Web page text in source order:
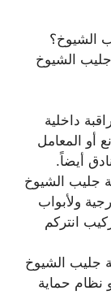
الشيوخ؟
الشيوخ
داخلية
أو المعامل
أيضاً.
جليب الشيوخ
ولأبواب
انتركم
جليب الشيوخ
نظام حماية